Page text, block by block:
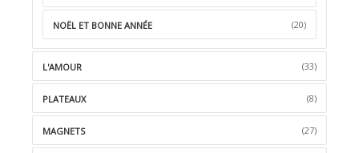
NOËL ET BONNE ANNÉE (20)
L'AMOUR (33)
PLATEAUX (8)
MAGNETS (27)